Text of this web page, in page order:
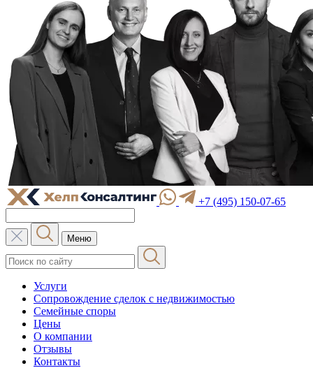
+7 (495) 150-07-65
Меню
Услуги
Сопровождение сделок с недвижимостью
Семейные споры
Цены
О компании
Отзывы
Контакты